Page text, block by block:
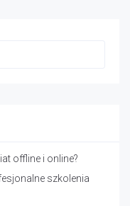
offline i online?
szkolenia